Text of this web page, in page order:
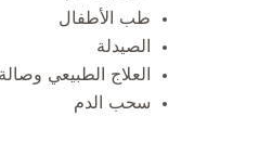
طب الأطفال
الصيدلة
العلاج الطبيعي
سحب الدم